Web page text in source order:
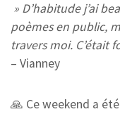
» D’habitude j’ai
poèmes en public,
travers moi. C’était
– Vianney
🙏 Ce weekend a